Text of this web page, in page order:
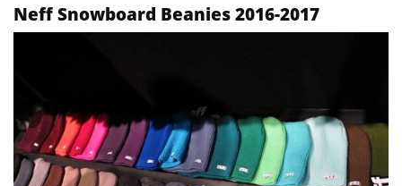
Neff Snowboard Beanies 2016-2017